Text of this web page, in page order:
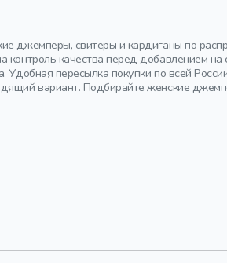
джемперы, свитеры и кардиганы по
контроль качества перед добавлением
Удобная пересылка покупки по всей
вариант. Подбирайте женские